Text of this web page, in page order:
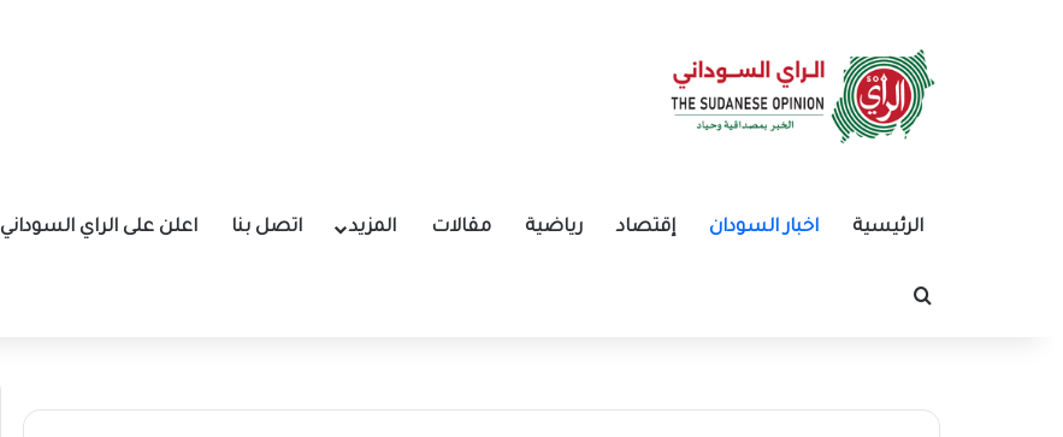
الرئيسية اخبار السودان إقتصاد رياضية مقالات المزيد اتصل بنا اعلن على الراي السوداني
بحث عن